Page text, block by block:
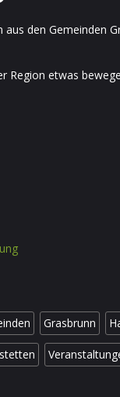
den Gemeinden
Region etwas
Grasbrunn